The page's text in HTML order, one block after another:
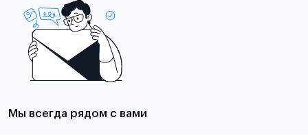
Мы всегда рядом с вами